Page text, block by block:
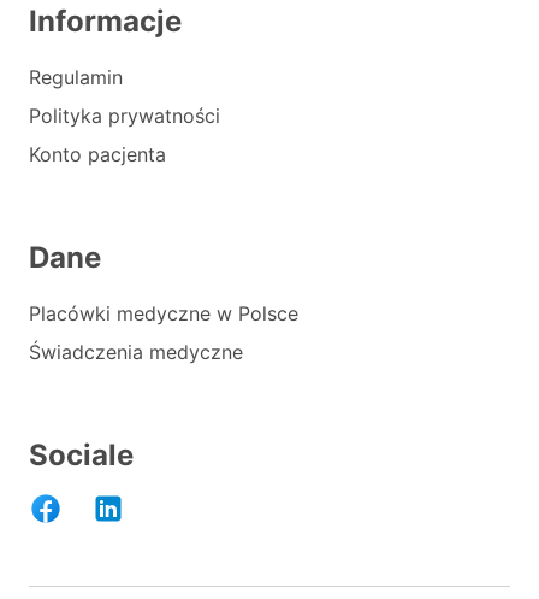
Informacje
Regulamin
Polityka prywatności
Konto pacjenta
Dane
Placówki medyczne w Polsce
Świadczenia medyczne
Sociale